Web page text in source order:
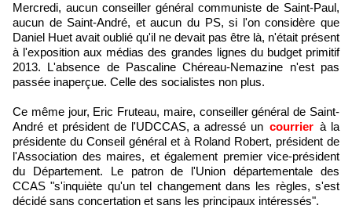
Mercredi, aucun conseiller général communiste de Saint-Paul,
aucun de Saint-André, et aucun du PS, si l'on considère que
Daniel Huet avait oublié qu'il ne devait pas être là, n'était présent
à l'exposition aux médias des grandes lignes du budget primitif
2013. L'absence de Pascaline Chéreau-Nemazine n'est pas
passée inaperçue. Celle des socialistes non plus.
Ce même jour, Eric Fruteau, maire, conseiller général de Saint-
André et président de l'UDCCAS, a adressé un courrier à la
présidente du Conseil général et à Roland Robert, président de
l'Association des maires, et également premier vice-président
du Département. Le patron de l'Union départementale des
CCAS "s'inquiète qu'un tel changement dans les règles, s'est
décidé sans concertation et sans les principaux intéressés".